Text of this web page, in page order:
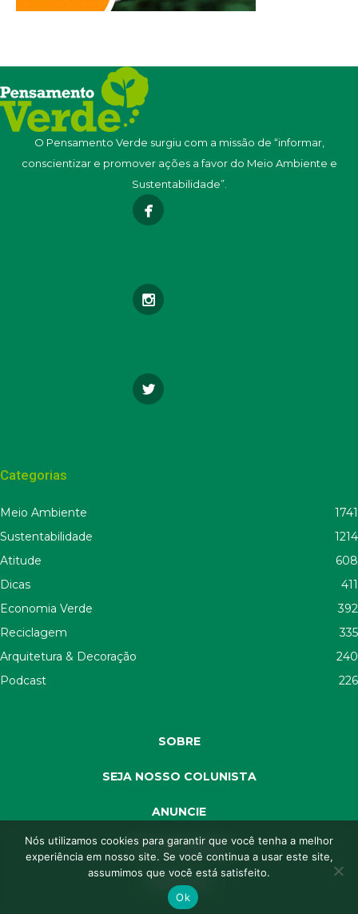
O Pensamento Verde surgiu com a missão de “informar,
conscientizar e promover ações a favor do Meio Ambiente e
Sustentabilidade”.
Categorias
Meio Ambiente
1741
Sustentabilidade
1214
Atitude
608
Dicas
411
Economia Verde
392
Reciclagem
335
Arquitetura & Decoração
240
Podcast
226
SOBRE
SEJA NOSSO COLUNISTA
ANUNCIE
SEJA APOIADOR
CONTATO
Nós utilizamos cookies para garantir que você tenha a melhor
experiência em nosso site. Se você continua a usar este site,
assumimos que você está satisfeito.
Ok